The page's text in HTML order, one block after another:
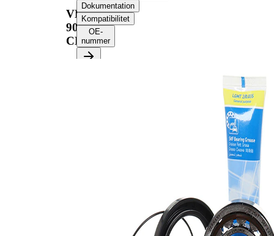
VKBA
9060
CL
Dokumentation
Kompatibilitet
OE-
nummer
Värde
16 mm
16 mm
packbox
62 mm
62 mm
30 mm
30 mm
Produktlista
Artikelnummer Antal
SKF01126
1